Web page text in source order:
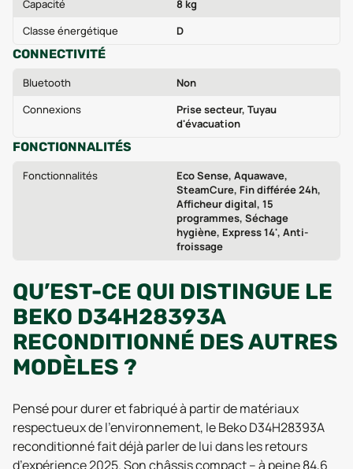
Capacité
8 kg
Classe énergétique
D
CONNECTIVITÉ
Bluetooth
Non
Connexions
Prise secteur, Tuyau
d'évacuation
FONCTIONNALITÉS
Fonctionnalités
Eco Sense, Aquawave,
SteamCure, Fin différée 24h,
Afficheur digital, 15
programmes, Séchage
hygiène, Express 14', Anti-
froissage
QU’EST-CE QUI DISTINGUE LE
BEKO D34H28393A
RECONDITIONNÉ DES AUTRES
MODÈLES ?
Pensé pour durer et fabriqué à partir de matériaux
respectueux de l’environnement, le Beko D34H28393A
reconditionné fait déjà parler de lui dans les retours
d’expérience 2025. Son châssis compact – à peine 84,6